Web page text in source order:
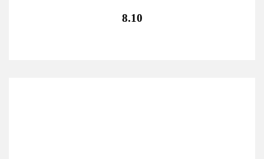
8.10